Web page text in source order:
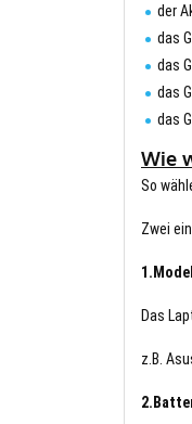
der
das
das
das
das
Wie
So
Zwei
Das
z.B.